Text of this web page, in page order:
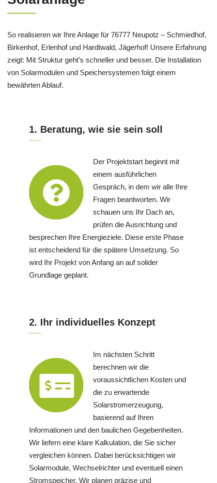
So realisieren wir Ihre Anlage für 76777 Neupotz – Schmiedhof,
Birkenhof, Erlenhof und Hardtwald, Jägerhof! Unsere Erfahrung
zeigt: Mit Struktur geht’s schneller und besser. Die Installation
von Solarmodulen und Speichersystemen folgt einem
bewährten Ablauf.
1. Beratung, wie sie sein soll
Der Projektstart beginnt mit
einem ausführlichen
Gespräch, in dem wir alle Ihre
Fragen beantworten. Wir
schauen uns Ihr Dach an,
prüfen die Ausrichtung und
besprechen Ihre Energieziele. Diese erste Phase
ist entscheidend für die spätere Umsetzung. So
wird Ihr Projekt von Anfang an auf solider
Grundlage geplant.
2. Ihr individuelles Konzept
Im nächsten Schritt
berechnen wir die
voraussichtlichen Kosten und
die zu erwartende
Solarstromerzeugung,
basierend auf Ihren
Informationen und den baulichen Gegebenheiten.
Wir liefern eine klare Kalkulation, die Sie sicher
vergleichen können. Dabei berücksichtigen wir
Solarmodule, Wechselrichter und eventuell einen
Stromspeicher. Wir planen präzise und